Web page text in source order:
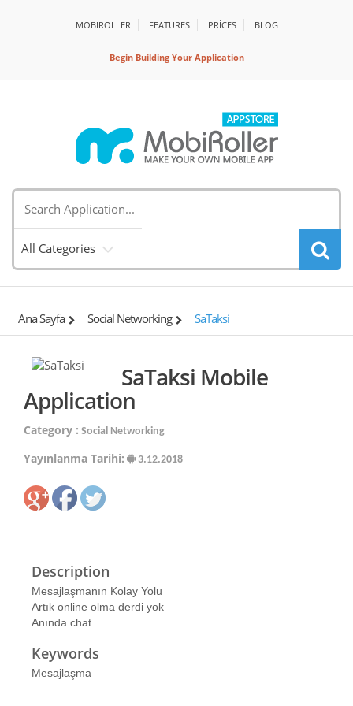
MOBIROLLER FEATURES PRİCES BLOG
Begin Building Your Application
All Categories
Ana Sayfa Social Networking SaTaksi
SaTaksi Mobile
Application
Category : Social Networking
Yayınlanma Tarihi: 3.12.2018
Description
Mesajlaşmanın Kolay Yolu
Artık online olma derdi yok
Anında chat
Keywords
Mesajlaşma